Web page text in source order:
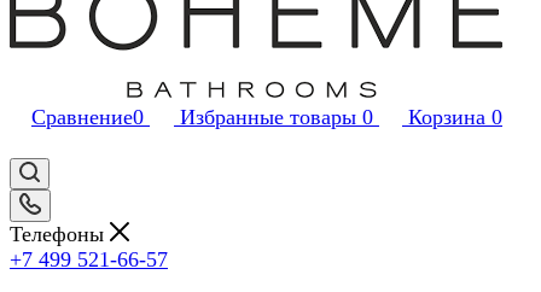
Сравнение0 Избранные товары 0 Корзина 0
Телефоны
+7 499 521-66-57